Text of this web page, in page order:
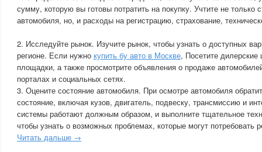
сумму, которую вы готовы потратить на покупку. Учтите не только
автомобиля, но, и расходы на регистрацию, страхование,
2. Исследуйте рынок. Изучите рынок, чтобы узнать о доступных
регионе. Если нужно купить бу авто в Москве, Посетите
площадки, а также просмотрите объявления о продаже
порталах и социальных сетях.
3. Оцените состояние автомобиля. При осмотре автомобиля
состояние, включая кузов, двигатель, подвеску, трансмиссию и
системы работают должным образом, и выполните тщательное
чтобы узнать о возможных проблемах, которые могут потребовать
Читать дальше →